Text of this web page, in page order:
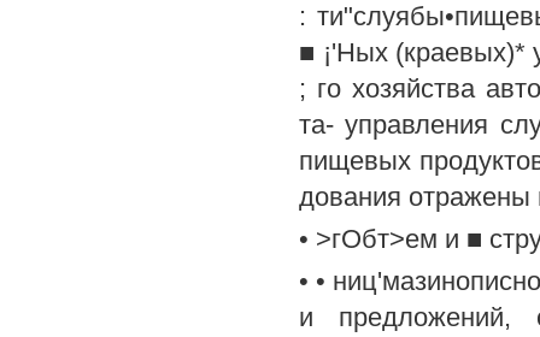
:
■ ¡'Ных (краевых)*
; го хозяйства
та- управления
пищевых
дования отражены
• >гОбт>ем и ■
• •
и предложений,